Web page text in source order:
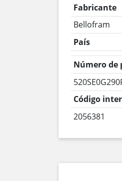
Fabricante
Bellofram
País
Número de
Código
2056381